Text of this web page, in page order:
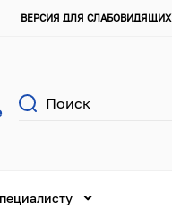
ВЕРСИЯ ДЛЯ СЛАБОВИДЯЩИХ
Поиск